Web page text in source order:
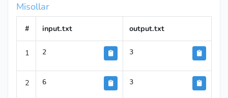
Misollar
# input.txt output.txt
1 2 3
2 6 3